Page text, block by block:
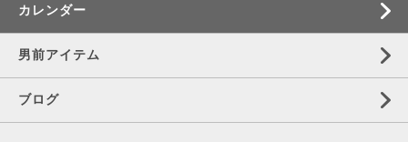
カレンダー
男前アイテム
ブログ